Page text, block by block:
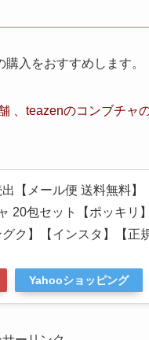
入をおすすめします。
、teazenのコンブチャ
【メール便 送料無料】
20包セット【ポッキリ
ク】【インスタ】【正
Yahooショッピング